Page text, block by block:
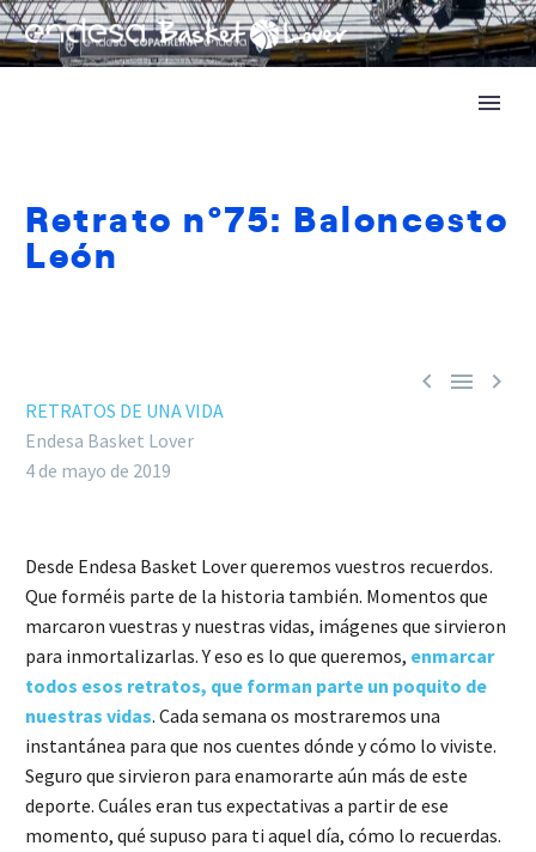
Retrato nº75: Baloncesto
León
  
RETRATOS DE UNA VIDA
Endesa Basket Lover
4 de mayo de 2019
Desde Endesa Basket Lover queremos vuestros recuerdos.
Que forméis parte de la historia también. Momentos que
marcaron vuestras y nuestras vidas, imágenes que sirvieron
para inmortalizarlas. Y eso es lo que queremos, enmarcar
todos esos retratos, que forman parte un poquito de
nuestras vidas. Cada semana os mostraremos una
instantánea para que nos cuentes dónde y cómo lo viviste.
Seguro que sirvieron para enamorarte aún más de este
deporte. Cuáles eran tus expectativas a partir de ese
momento, qué supuso para ti aquel día, cómo lo recuerdas.